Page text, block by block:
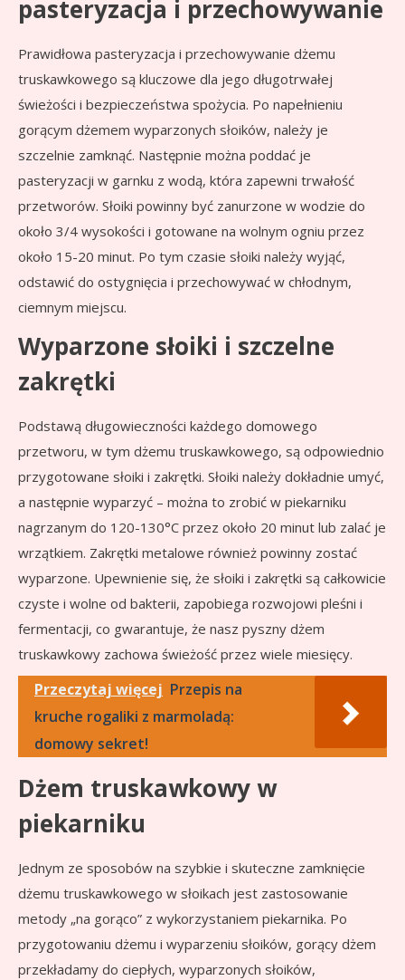
pasteryzacja i przechowywanie
Prawidłowa pasteryzacja i przechowywanie dżemu
truskawkowego są kluczowe dla jego długotrwałej
świeżości i bezpieczeństwa spożycia. Po napełnieniu
gorącym dżemem wyparzonych słoików, należy je
szczelnie zamknąć. Następnie można poddać je
pasteryzacji w garnku z wodą, która zapewni trwałość
przetworów. Słoiki powinny być zanurzone w wodzie do
około 3/4 wysokości i gotowane na wolnym ogniu przez
około 15-20 minut. Po tym czasie słoiki należy wyjąć,
odstawić do ostygnięcia i przechowywać w chłodnym,
ciemnym miejscu.
Wyparzone słoiki i szczelne
zakrętki
Podstawą długowieczności każdego domowego
przetworu, w tym dżemu truskawkowego, są odpowiednio
przygotowane słoiki i zakrętki. Słoiki należy dokładnie umyć,
a następnie wyparzyć – można to zrobić w piekarniku
nagrzanym do 120-130°C przez około 20 minut lub zalać je
wrzątkiem. Zakrętki metalowe również powinny zostać
wyparzone. Upewnienie się, że słoiki i zakrętki są całkowicie
czyste i wolne od bakterii, zapobiega rozwojowi pleśni i
fermentacji, co gwarantuje, że nasz pyszny dżem
truskawkowy zachowa świeżość przez wiele miesięcy.
Przeczytaj więcej Przepis na
kruche rogaliki z marmoladą:
domowy sekret!
Dżem truskawkowy w
piekarniku
Jednym ze sposobów na szybkie i skuteczne zamknięcie
dżemu truskawkowego w słoikach jest zastosowanie
metody „na gorąco” z wykorzystaniem piekarnika. Po
przygotowaniu dżemu i wyparzeniu słoików, gorący dżem
przekładamy do ciepłych, wyparzonych słoików,